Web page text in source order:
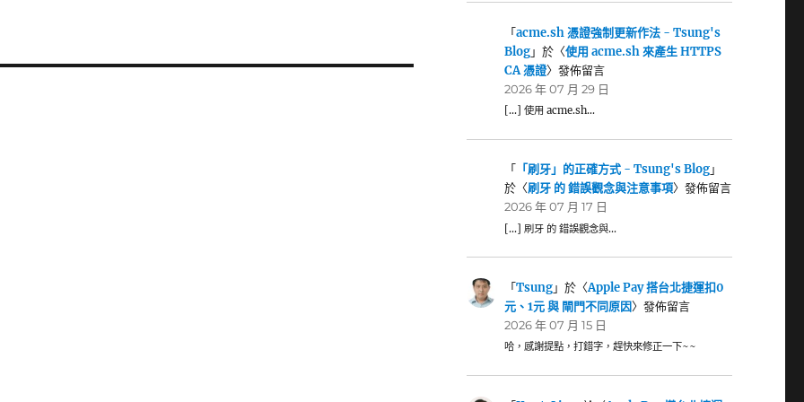
「acme.sh 憑證強制更新作法 - Tsung's
Blog」於〈使用 acme.sh 來產生 HTTPS
CA 憑證〉發佈留言
2026 年 07 月 29 日
[…] 使用 acme.sh…
「 「刷牙」的正確方式 - Tsung's Blog」
於〈刷牙 的 錯誤觀念與注意事項〉發佈留言
2026 年 07 月 17 日
[…] 刷牙 的 錯誤觀念與…
「Tsung」於〈Apple Pay 搭台北捷運扣0
元、1元 與 閘門不同原因〉發佈留言
2026 年 07 月 15 日
哈，感謝提點，打錯字，趕快來修正一下~~